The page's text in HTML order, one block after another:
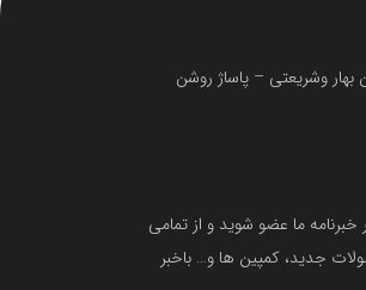
بهار وشریعتی – پاساژ روشن
خبرنامه ما عضو شوید و از تمامی
جدید، کمپین ها و… باخبر